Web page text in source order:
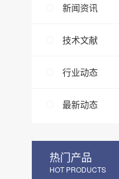
新闻资讯
技术文献
行业动态
最新动态
热门产品
HOT PRODUCTS